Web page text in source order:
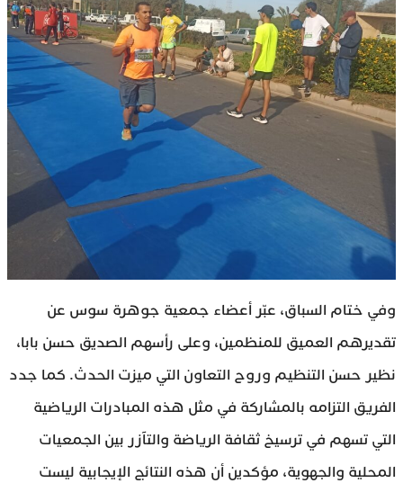
وفي ختام السباق، عبّر أعضاء جمعية جوهرة سوس عن
تقديرهم العميق للمنظمين، وعلى رأسهم الصديق حسن بابا،
نظير حسن التنظيم وروح التعاون التي ميزت الحدث. كما جدد
الفريق التزامه بالمشاركة في مثل هذه المبادرات الرياضية
التي تسهم في ترسيخ ثقافة الرياضة والتآزر بين الجمعيات
المحلية والجهوية، مؤكدين أن هذه النتائج الإيجابية ليست